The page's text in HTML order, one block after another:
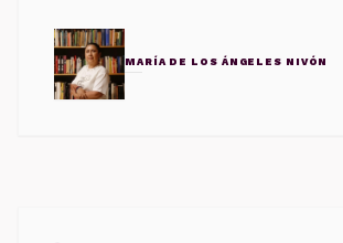
MARÍA DE LOS ÁNGELES NIVÓN